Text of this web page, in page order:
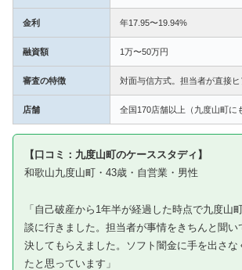
金利 年17.95〜19.94%
融資額 1万〜50万円
審査の特徴 対面与信方式。担当者が直接
店舗 全国170店舗以上（九度山町に
【口コミ：九度山町のケーススタディ】
和歌山九度山町・43歳・自営業・男性
「自己破産から1年半が経過した時点で九度山
談に行きました。担当者が事情をきちんと聞い
決してもらえました。ソフト闇金に手を出さな
たと思っています」